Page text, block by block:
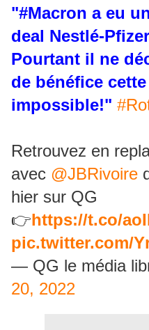
"#Macron a eu
deal Nestlé-
Pourtant il ne
de bénéfice
impossible!"
Retrouvez en
avec @JBRivoire
hier sur QG
👉https://t.co/
pic.twitter.com/
— QG le média
20, 2022